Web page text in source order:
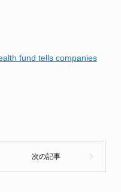
fund tells companies